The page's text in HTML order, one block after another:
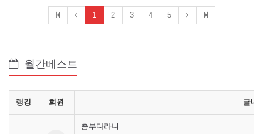
1 2 3 4 5
월간베스트
랭킹 회원 글내
츰부다라니